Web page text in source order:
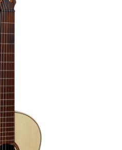
Stimmgabeln und Stimmgeräte
... mehr
Schlagzeuge
Snaredrums
Roto Toms